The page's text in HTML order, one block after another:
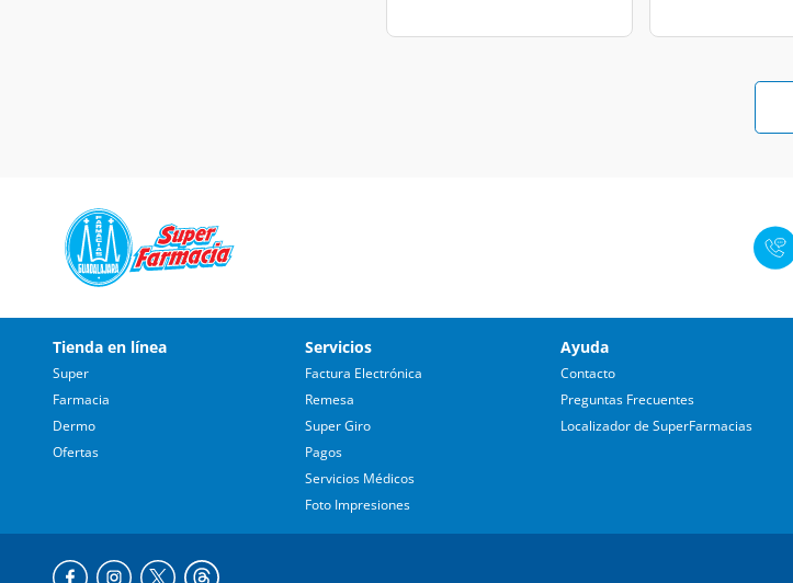
Tienda en línea
Super
Farmacia
Dermo
Ofertas
Servicios
Factura Electrónica
Remesa
Super Giro
Pagos
Servicios Médicos
Foto Impresiones
Ayuda
Contacto
Preguntas Frecuentes
Localizador de SuperFarmacias